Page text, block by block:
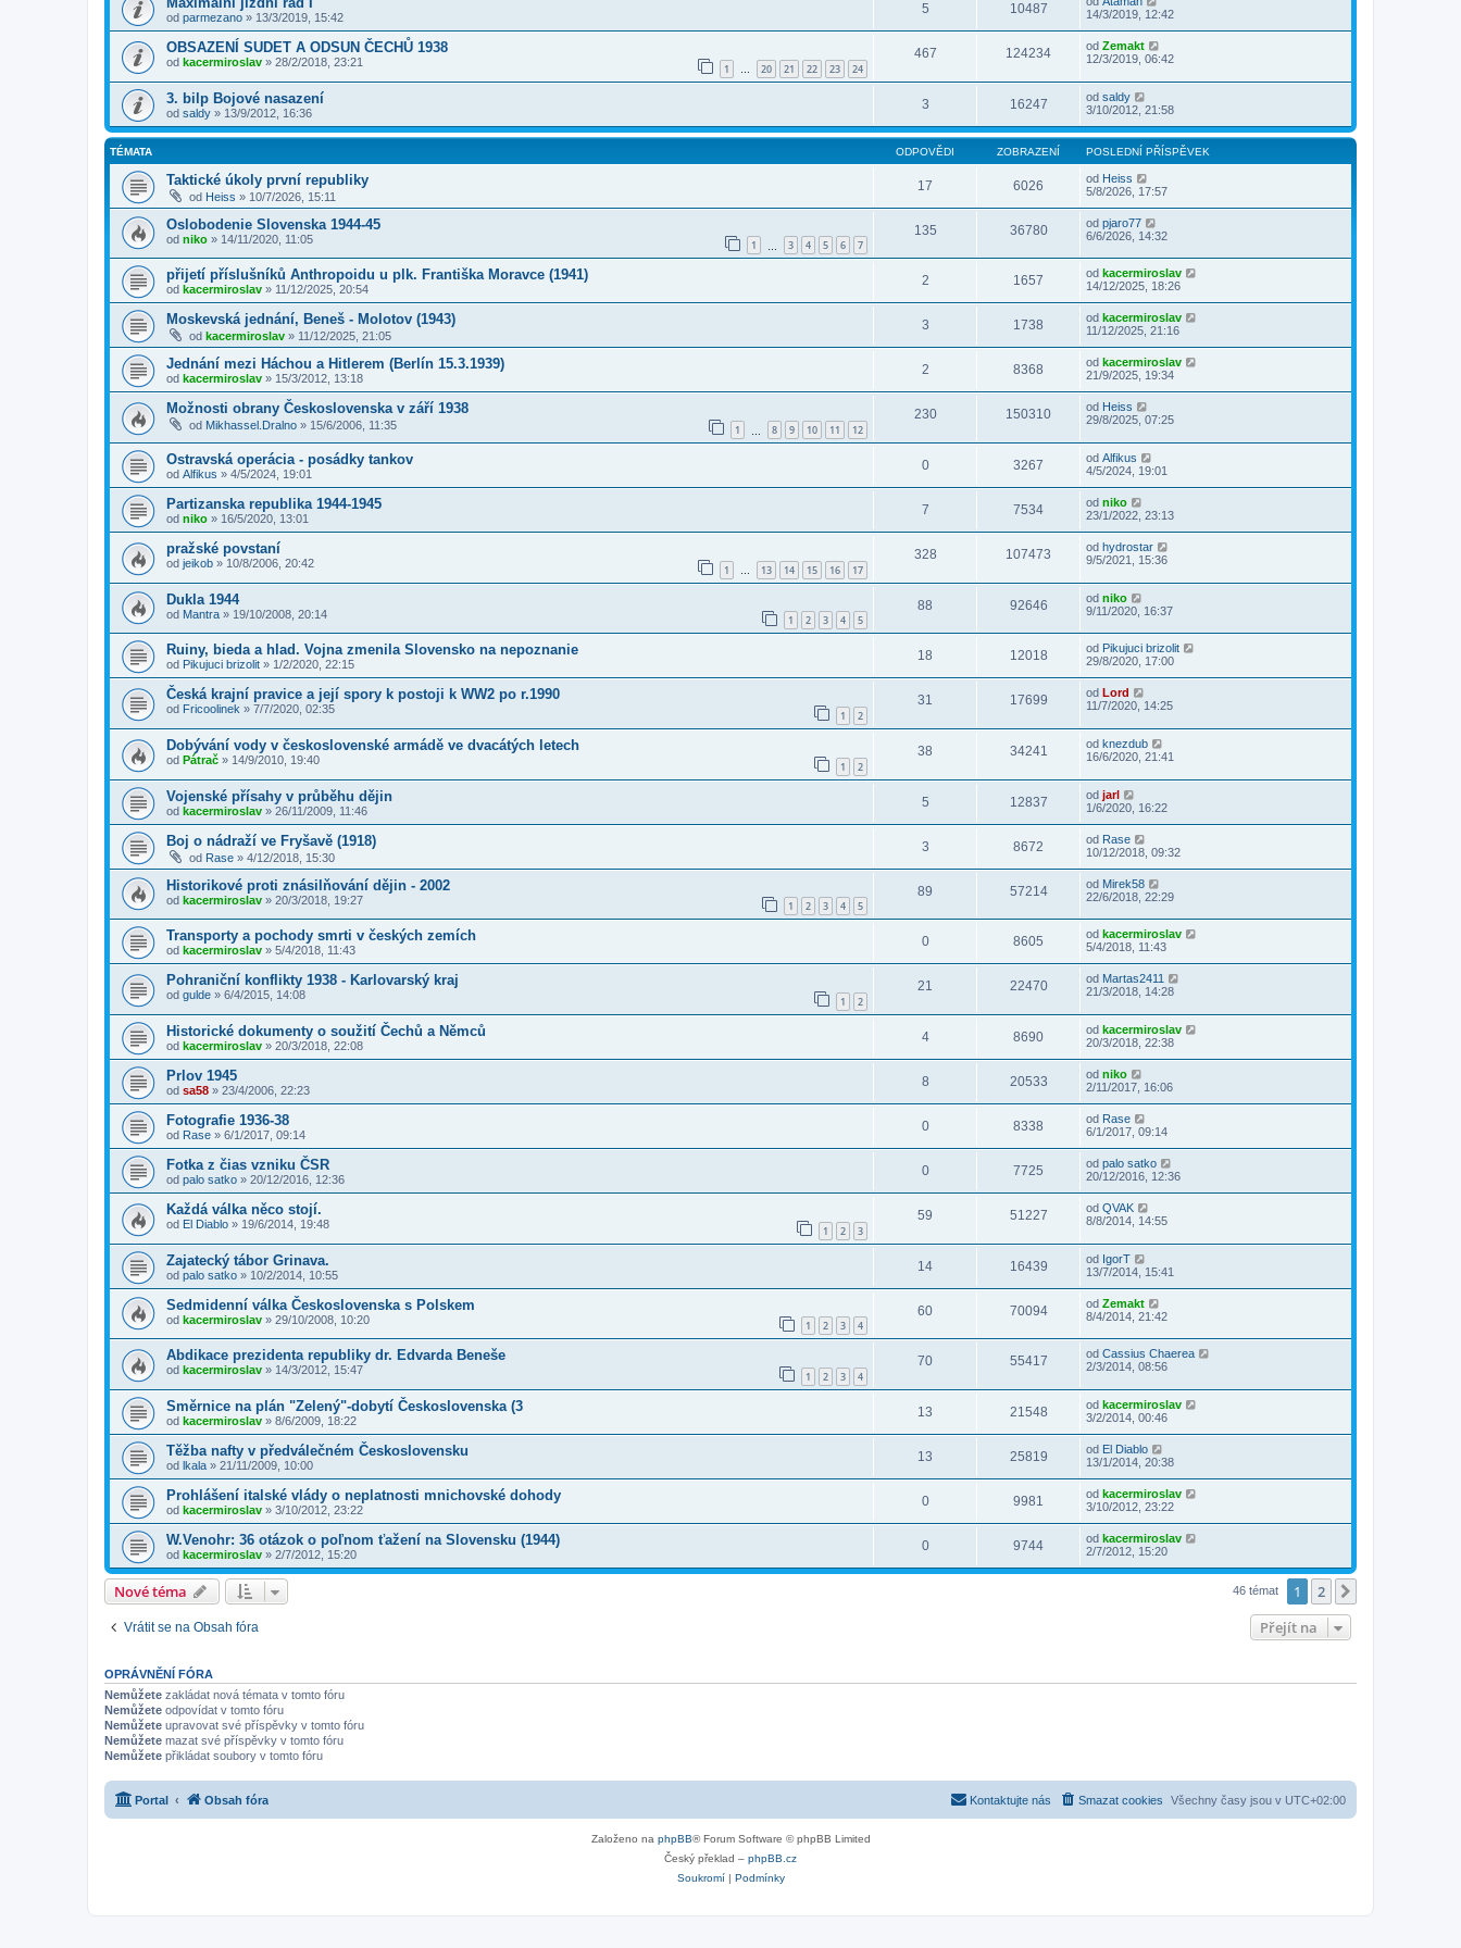
od parmezano » 13/3/2019, 15:42
5 10487
14/3/2019, 12:42
OBSAZENÍ SUDET A ODSUN ČECHŮ 1938
od kacermiroslav » 28/2/2018, 23:21 1 … 20 21 22 23 24
467 124234 od Zemakt
12/3/2019, 06:42
3. bilp Bojové nasazení
od saldy » 13/9/2012, 16:36
3 16247 od saldy
3/10/2012, 21:58
TÉMATA ODPOVĚDI ZOBRAZENÍ POSLEDNÍ PŘÍSPĚVEK
Taktické úkoly první republiky
od Heiss » 10/7/2026, 15:11
17 6026 od Heiss
5/8/2026, 17:57
Oslobodenie Slovenska 1944-45
od niko » 14/11/2020, 11:05 1 3 4 5 6 7
135 36780 od pjaro77
6/6/2026, 14:32
přijetí příslušníků Anthropoidu u plk. Františka Moravce (1941)
od kacermiroslav » 11/12/2025, 20:54
2 1657 od kacermiroslav
14/12/2025, 18:26
Moskevská jednání, Beneš - Molotov (1943)
od kacermiroslav » 11/12/2025, 21:05
3 1738 od kacermiroslav
11/12/2025, 21:16
Jednání mezi Háchou a Hitlerem (Berlín 15.3.1939)
od kacermiroslav » 15/3/2012, 13:18
2 8368 od kacermiroslav
21/9/2025, 19:34
Možnosti obrany Československa v září 1938
od Mikhassel.Dralno » 15/6/2006, 11:35 1 8 9 10 11 12
230 150310 od Heiss
29/8/2025, 07:25
Ostravská operácia - posádky tankov
od Alfikus » 4/5/2024, 19:01
0 3267 od Alfikus
4/5/2024, 19:01
Partizanska republika 1944-1945
od niko » 16/5/2020, 13:01
7 7534 od niko
23/1/2022, 23:13
pražské povstaní
od jeikob » 10/8/2006, 20:42 1 … 13 14 15 16 17
328 107473 od hydrostar
9/5/2021, 15:36
Dukla 1944
od Mantra » 19/10/2008, 20:14 1 2 3 4 5
88 92646 od niko
9/11/2020, 16:37
Ruiny, bieda a hlad. Vojna zmenila Slovensko na nepoznanie
od Pikujuci brizolit » 1/2/2020, 22:15
18 12018 od Pikujuci brizolit
29/8/2020, 17:00
Česká krajní pravice a její spory k postoji k WW2 po r.1990
od Fricoolinek » 7/7/2020, 02:35 1 2
31 17699 od Lord
11/7/2020, 14:25
Dobývání vody v československé armádě ve dvacátých letech
od Pátrač » 14/9/2010, 19:40 1 2
38 34241 od knezdub
16/6/2020, 21:41
Vojenské přísahy v průběhu dějin
od kacermiroslav » 26/11/2009, 11:46
5 12837 od jarl
1/6/2020, 16:22
Boj o nádraží ve Fryšavě (1918)
od Rase » 4/12/2018, 15:30
3 8672 od Rase
10/12/2018, 09:32
Historikové proti znásilňování dějin - 2002
od kacermiroslav » 20/3/2018, 19:27 1 2 3 4 5
89 57214 od Mirek58
22/6/2018, 22:29
Transporty a pochody smrti v českých zemích
od kacermiroslav » 5/4/2018, 11:43
0 8605 od kacermiroslav
5/4/2018, 11:43
Pohraniční konflikty 1938 - Karlovarský kraj
od gulde » 6/4/2015, 14:08 1 2
21 22470 od Martas2411
21/3/2018, 14:28
Historické dokumenty o soužití Čechů a Němců
od kacermiroslav » 20/3/2018, 22:08
4 8690 od kacermiroslav
20/3/2018, 22:38
Prlov 1945
od sa58 » 23/4/2006, 22:23
8 20533 od niko
2/11/2017, 16:06
Fotografie 1936-38
od Rase » 6/1/2017, 09:14
0 8338 od Rase
6/1/2017, 09:14
Fotka z čias vzniku ČSR
od palo satko » 20/12/2016, 12:36
0 7725 od palo satko
20/12/2016, 12:36
Každá válka něco stojí.
od El Diablo » 19/6/2014, 19:48 1 2 3
59 51227 od QVAK
8/8/2014, 14:55
Zajatecký tábor Grinava.
od palo satko » 10/2/2014, 10:55
14 16439 od IgorT
13/7/2014, 15:41
Sedmidenní válka Československa s Polskem
od kacermiroslav » 29/10/2008, 10:20 1 2 3 4
60 70094 od Zemakt
8/4/2014, 21:42
Abdikace prezidenta republiky dr. Edvarda Beneše
od kacermiroslav » 14/3/2012, 15:47 1 2 3 4
70 55417 od Cassius Chaerea
2/3/2014, 08:56
Směrnice na plán "Zelený"-dobytí Československa (3
od kacermiroslav » 8/6/2009, 18:22
13 21548 od kacermiroslav
3/2/2014, 00:46
Těžba nafty v předválečném Československu
od lkala » 21/11/2009, 10:00
13 25819 od El Diablo
13/1/2014, 20:38
Prohlášení italské vlády o neplatnosti mnichovské dohody
od kacermiroslav » 3/10/2012, 23:22
0 9981 od kacermiroslav
3/10/2012, 23:22
W.Venohr: 36 otázok o poľnom ťažení na Slovensku (1944)
od kacermiroslav » 2/7/2012, 15:20
0 9744 od kacermiroslav
2/7/2012, 15:20
Nové téma 46 témat 1 2
Vrátit se na Obsah fóra Přejít na
OPRÁVNĚNÍ FÓRA
Nemůžete zakládat nová témata v tomto fóru
Nemůžete odpovídat v tomto fóru
Nemůžete upravovat své příspěvky v tomto fóru
Nemůžete mazat své příspěvky v tomto fóru
Nemůžete přikládat soubory v tomto fóru
Portal Obsah fóra Všechny časy jsou v UTC+02:00
Smazat cookies
Kontaktujte nás
Založeno na phpBB® Forum Software © phpBB Limited
Český překlad – phpBB.cz
Soukromí| Podmínky